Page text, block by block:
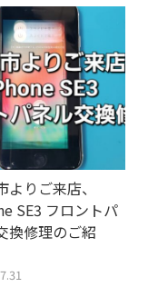
よりご来店、
SE3 フロントパ
換修理のご紹